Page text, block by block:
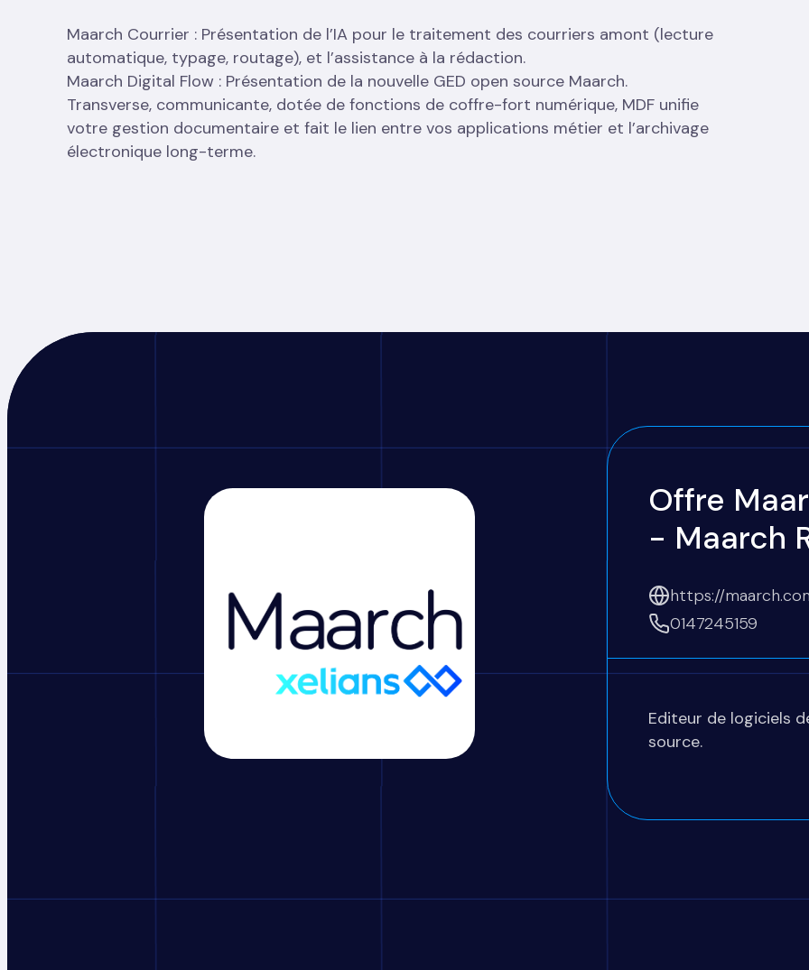
Maarch Courrier : Présentation de l’IA pour le traitement des courriers amont (lecture
automatique, typage, routage), et l’assistance à la rédaction.
Maarch Digital Flow : Présentation de la nouvelle GED open source Maarch.
Transverse, communicante, dotée de fonctions de coffre-fort numérique, MDF unifie
votre gestion documentaire et fait le lien entre vos applications métier et l’archivage
électronique long-terme.
Offre
- Maarch
https://
0147245159
Editeur de logiciels
source.